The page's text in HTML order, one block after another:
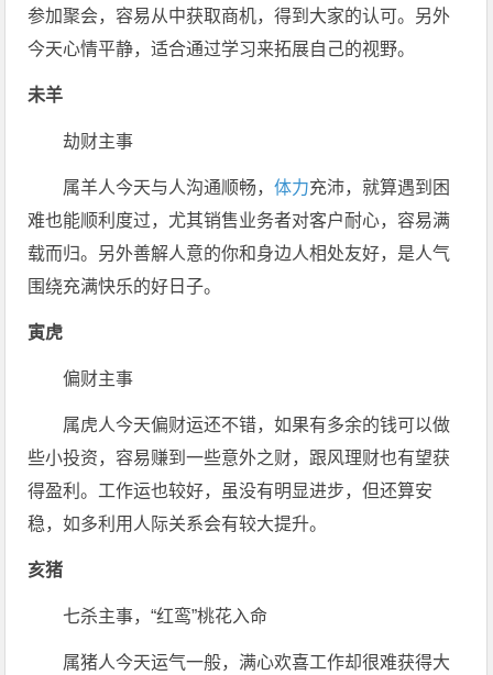
参加聚会，容易从中获取商机，得到大家的认可。另外
今天心情平静，适合通过学习来拓展自己的视野。
未羊
劫财主事
属羊人今天与人沟通顺畅，体力充沛，就算遇到困
难也能顺利度过，尤其销售业务者对客户耐心，容易满
载而归。另外善解人意的你和身边人相处友好，是人气
围绕充满快乐的好日子。
寅虎
偏财主事
属虎人今天偏财运还不错，如果有多余的钱可以做
些小投资，容易赚到一些意外之财，跟风理财也有望获
得盈利。工作运也较好，虽没有明显进步，但还算安
稳，如多利用人际关系会有较大提升。
亥猪
七杀主事，“红鸾”桃花入命
属猪人今天运气一般，满心欢喜工作却很难获得大